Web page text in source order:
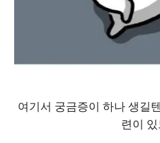
여기서 궁금증이 하나 생길
련이